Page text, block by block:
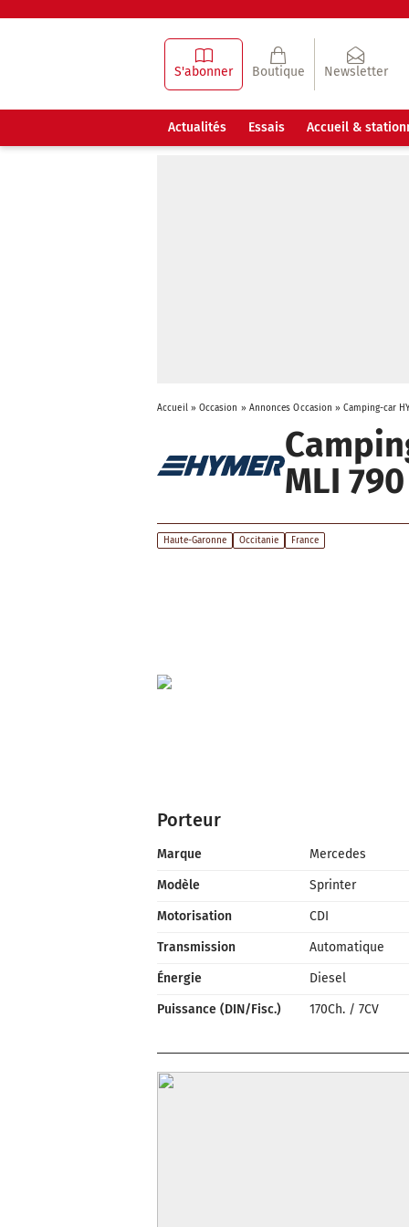
S'abonner Boutique Newsletter
Actualités Essais Accueil &
Accueil» Occasion » Annonces Occasion »Camping-car
MLI 790
Haute-Garonne Occitanie France
Porteur
Marque
Mercedes
Modèle
Sprinter
Motorisation
CDI
Transmission
Automatique
Énergie
Diesel
Puissance (DIN/Fisc.)
170Ch./ 7CV